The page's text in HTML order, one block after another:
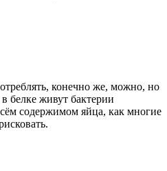
конечно же, можно, но
белке живут бактерии
содержимом яйца, как многие